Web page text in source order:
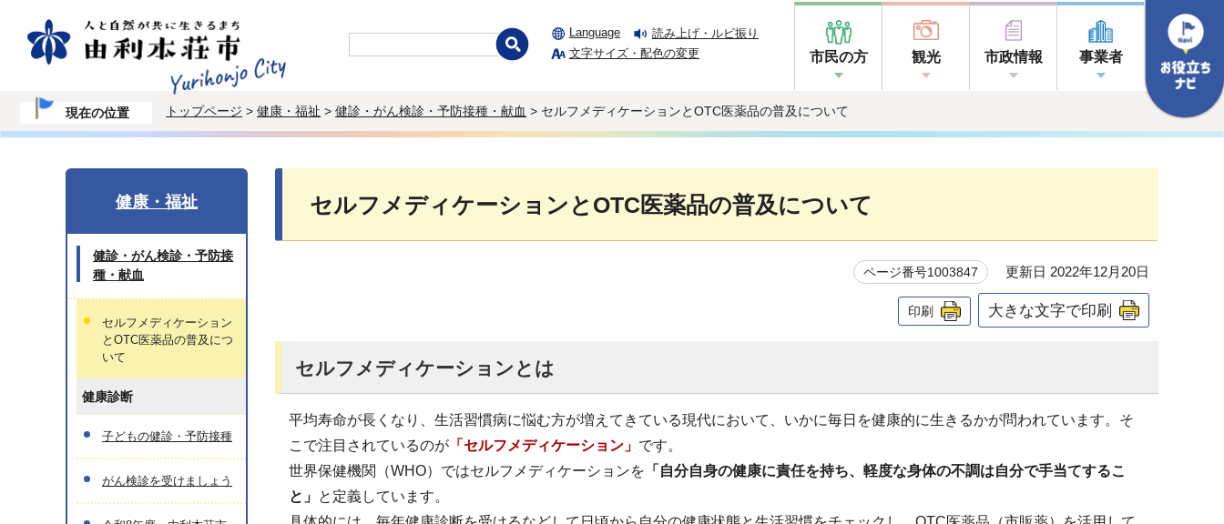
Language
読み上げ・ルビ振り
文字サイズ・配色の変更
市民の方 観光 市政情報 事業者
現在の位置 トップページ > 健康・福祉 > 健診・がん検診・予防接種・献血 > セルフメディケーションとOTC医薬品の普及について
セルフメディケーションとOTC医薬品の普及について
ページ番号1003847 更新日 2022年12月20日
印刷 大きな文字で印刷
セルフメディケーションとは
平均寿命が長くなり、生活習慣病に悩む方が増えてきている現代において、いかに毎日を健康的に生きるかが問われています。そ
こで注目されているのが 「セルフメディケーション」 です。
世界保健機関（WHO）ではセルフメディケーションを 「自分自身の健康に責任を持ち、軽度な身体の不調は自分で手当てするこ
と」 と定義しています。
健康・福祉
健診・がん検診・予防接
種・献血
セルフメディケーション
とOTC医薬品の普及につ
いて
健康診断
子どもの健診・予防接種
がん検診を受けましょう